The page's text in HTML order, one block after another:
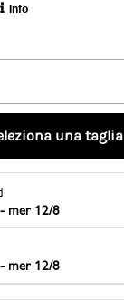
Info
una taglia
mer 12/8
mer 12/8